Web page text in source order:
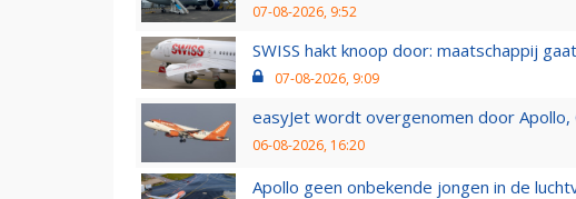
07-08-2026, 9:52
SWISS hakt knoop door: maatschappij
07-08-2026, 9:09
easyJet wordt overgenomen door Apollo,
06-08-2026, 16:20
Apollo geen onbekende jongen in de